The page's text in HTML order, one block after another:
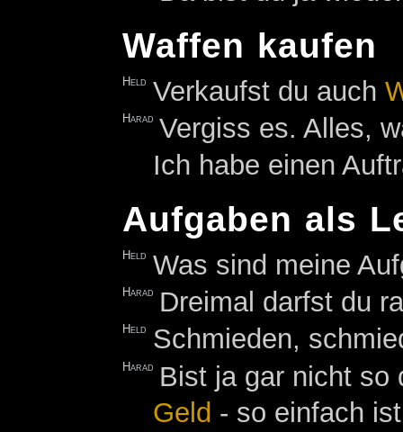
Waffen kaufen
Held Verkaufst du auch
Harad Vergiss es. Alles,
Ich habe einen
Aufgaben als
Held Was sind meine
Harad Dreimal darfst du
Held Schmieden,
Harad
Bist ja gar nicht
Geld - so einfach